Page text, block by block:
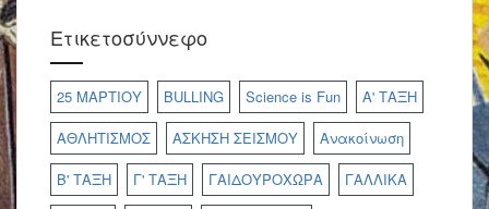
Ετικετοσύννεφο
25 ΜΑΡΤΙΟΥ BULLING Science is Fun
Α' ΤΑΞΗ
ΑΘΛΗΤΙΣΜΟΣ
ΑΣΚΗΣΗ ΣΕΙΣΜΟΥ
Ανακοίνωση
Β' ΤΑΞΗ
Γ' ΤΑΞΗ ΓΑΙΔΟΥΡΟΧΩΡΑ
ΓΑΛΛΙΚΑ